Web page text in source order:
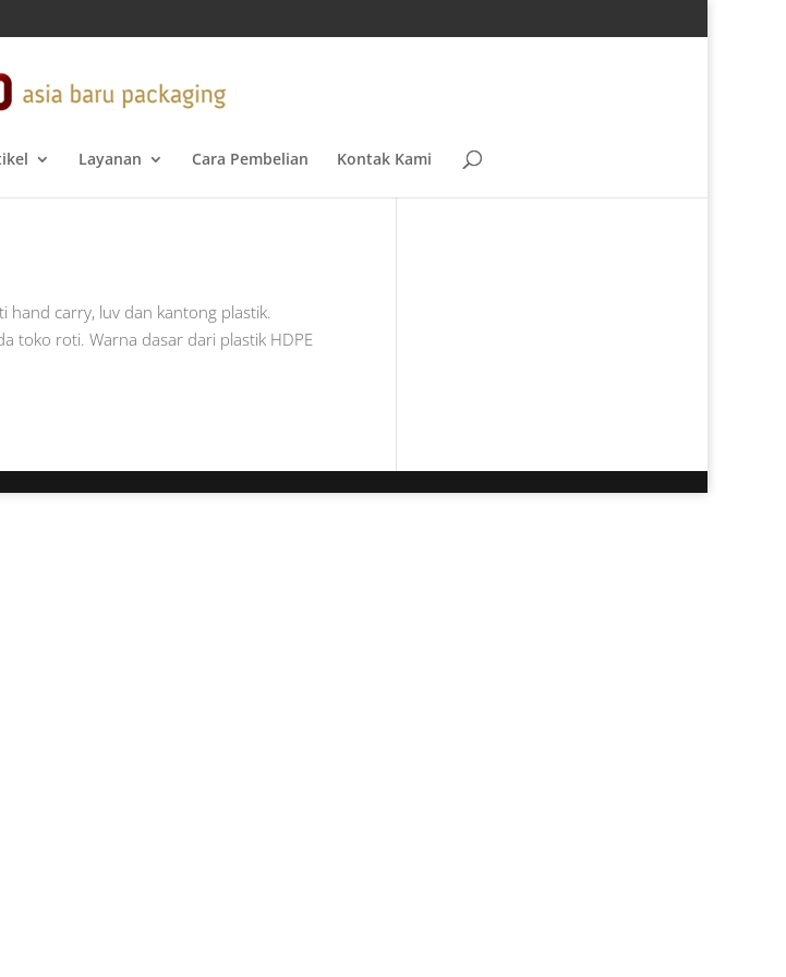
Layanan Cara Pembelian Kontak Kami
hand carry, luv dan kantong plastik.
toko roti. Warna dasar dari plastik HDPE